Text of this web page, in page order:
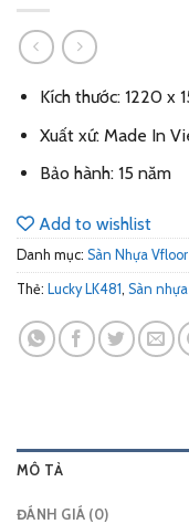
Kích thước: 1220 x
Xuất xứ: Made In
Bảo hành: 15 năm
Add to wishlist
Danh mục: Sàn Nhựa Vfloor
Thẻ: Lucky LK481 , Sàn
MÔ TẢ
ĐÁNH GIÁ (0)